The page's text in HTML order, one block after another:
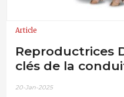
Article
Reproductrices
clés de la
20-Jan-2025